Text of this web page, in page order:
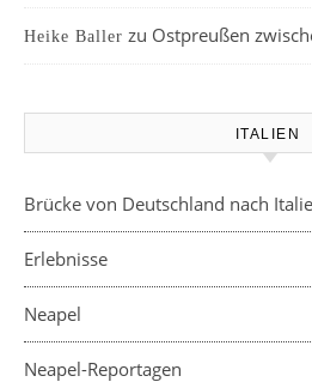
Heike Baller zu Ostpreußen
ITALIEN
Brücke von Deutschland nach
Erlebnisse
Neapel
Neapel-Reportagen